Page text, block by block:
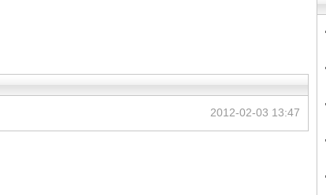
2012-02-03 13:47